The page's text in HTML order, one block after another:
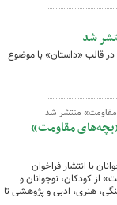
شد
در قالب «داستان» با موضوع
مقاومت» منتشر شد
مقاومت»
با انتشار فراخوان
از کودکان، نوجوانان و
هنری، ادبی و پژوهشی تا